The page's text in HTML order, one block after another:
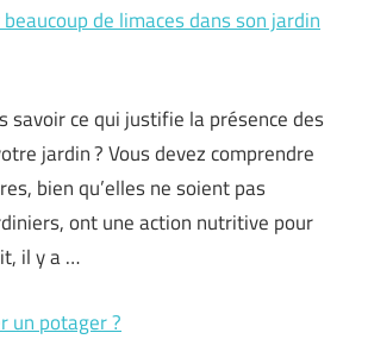
de limaces dans son jardin
savoir ce qui justifie la présence des
jardin ? Vous devez comprendre
bien qu’elles ne soient pas
ont une action nutritive pour
il y a …
un potager ?